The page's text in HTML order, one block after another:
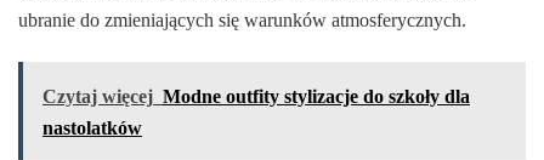
ubranie do zmieniających się warunków atmosferycznych.
Czytaj więcej Modne outfity stylizacje do szkoły dla
nastolatków